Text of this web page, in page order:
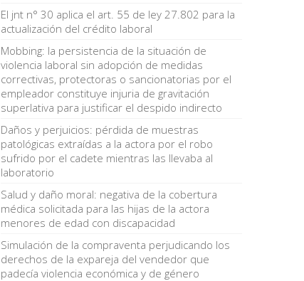
El jnt n° 30 aplica el art. 55 de ley 27.802 para la
actualización del crédito laboral
Mobbing: la persistencia de la situación de
violencia laboral sin adopción de medidas
correctivas, protectoras o sancionatorias por el
empleador constituye injuria de gravitación
superlativa para justificar el despido indirecto
Daños y perjuicios: pérdida de muestras
patológicas extraídas a la actora por el robo
sufrido por el cadete mientras las llevaba al
laboratorio
Salud y daño moral: negativa de la cobertura
médica solicitada para las hijas de la actora
menores de edad con discapacidad
Simulación de la compraventa perjudicando los
derechos de la expareja del vendedor que
padecía violencia económica y de género